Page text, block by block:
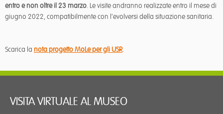
entro e non oltre il 23 marzo. Le visite andranno realizzate entro il mese di
giugno 2022, compatibilmente con l’evolversi della situazione sanitaria.
Scarica la nota progetto MoLe per gli USR.
VISITA VIRTUALE AL MUSEO